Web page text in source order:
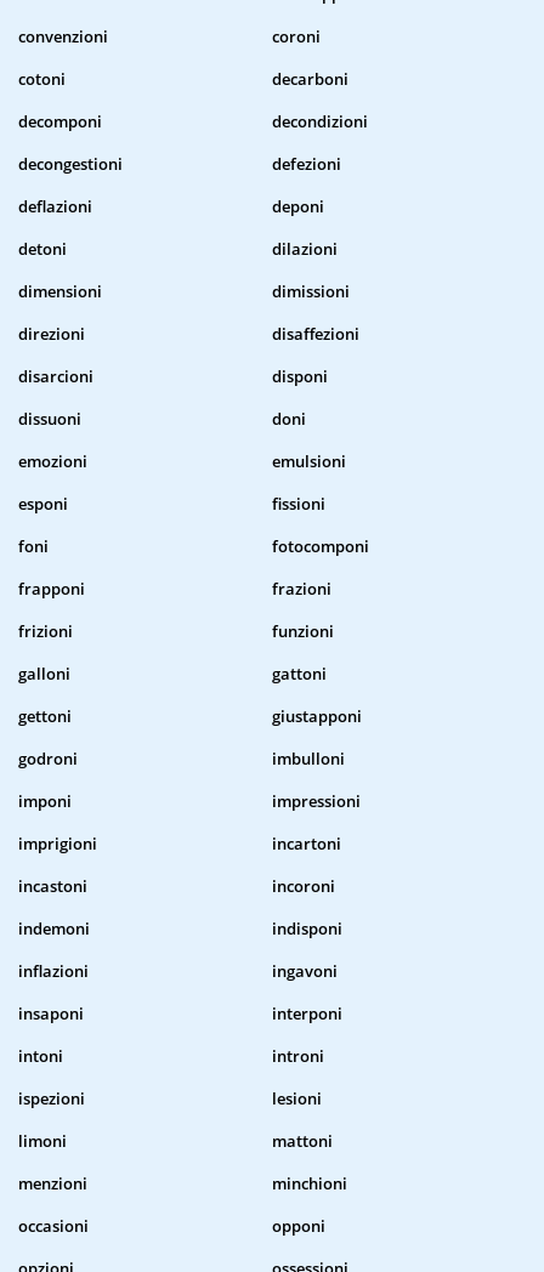
convenzioni
coroni
cotoni
decarboni
decomponi
decondizioni
decongestioni
defezioni
deflazioni
deponi
detoni
dilazioni
dimensioni
dimissioni
direzioni
disaffezioni
disarcioni
disponi
dissuoni
doni
emozioni
emulsioni
esponi
fissioni
foni
fotocomponi
frapponi
frazioni
frizioni
funzioni
galloni
gattoni
gettoni
giustapponi
godroni
imbulloni
imponi
impressioni
imprigioni
incartoni
incastoni
incoroni
indemoni
indisponi
inflazioni
ingavoni
insaponi
interponi
intoni
introni
ispezioni
lesioni
limoni
mattoni
menzioni
minchioni
occasioni
opponi